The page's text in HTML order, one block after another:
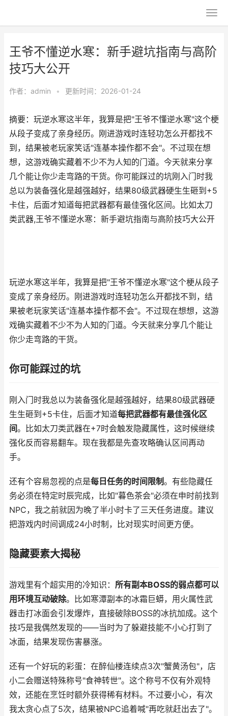
王爷不懂逆水寒：新手避坑指南与高阶
技巧大公开
作者： admin • 更新时间：2026-01-24
摘要：玩逆水寒这半年，我算是把"王爷不懂逆水寒"这个梗
从段子变成了亲身经历。刚进游戏时连轻功怎么开都找不
到，结果被老玩家笑话"连基本操作都不会"。不过现在想
想，这游戏确实藏着不少不为人知的门道。今天就来分享
几个能让你少走弯路的干货。你可能踩过的坑刚入门时我
总以为装备强化是越强越好，结果80级武器硬生生砸到+5
卡住，后面才知道每把武器都有最佳强化区间。比如太刀
类武器,王爷不懂逆水寒：新手避坑指南与高阶技巧大公开
玩逆水寒这半年，我算是把"王爷不懂逆水寒"这个梗从段子
变成了亲身经历。刚进游戏时连轻功怎么开都找不到，结
果被老玩家笑话"连基本操作都不会"。不过现在想想，这游
戏确实藏着不少不为人知的门道。今天就来分享几个能让
你少走弯路的干货。
你可能踩过的坑
刚入门时我总以为装备强化是越强越好，结果80级武器硬
生生砸到+5卡住，后面才知道每把武器都有最佳强化区
间。比如太刀类武器在+7时会触发隐藏属性，这时候继续
强化反而容易翻车。现在我都是先查攻略确认区间再动
手。
还有个容易忽视的点是每日任务的时间限制。有些隐藏任
务必须在特定时辰完成，比如"暮色茶会"必须在申时前找到
NPC，我之前就因为晚了半小时卡了三天任务进度。建议
把游戏内时间调成24小时制，比对现实时间更方便。
隐藏要素大揭秘
游戏里有个超实用的冷知识： 所有副本BOSS的弱点都可以
用环境互动破除。比如寒潭副本的冰霜巨蟒，用火属性武
器击打冰面会引发爆炸，直接破除BOSS的冰抗加成。这个
技巧是我偶然发现的——当时为了躲避技能不小心打到了
冰面，结果发现伤害暴涨。
还有一个好玩的彩蛋：在醉仙楼连续点3次"蟹黄汤包"，店
小二会赠送特殊称号"食神转世"。这个称号不仅有外观特
效，还能在烹饪时额外获得稀有材料。不过要小心，有次
我太贪心点了5次，结果被NPC追着喊"再吃就赶出去了"。